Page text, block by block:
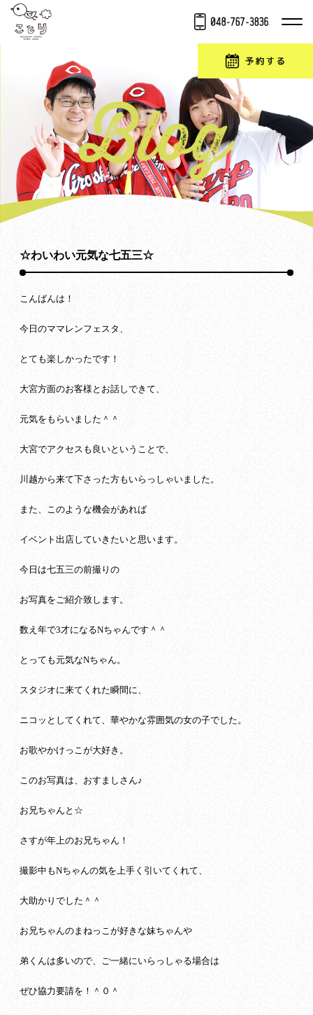
☆わいわい元気な七五三☆
こんばんは！
今日のママレンフェスタ、
とても楽しかったです！
大宮方面のお客様とお話しできて、
元気をもらいました＾＾
大宮でアクセスも良いということで、
川越から来て下さった方もいらっしゃいました。
また、このような機会があれば
イベント出店していきたいと思います。
今日は七五三の前撮りの
お写真をご紹介致します。
数え年で3才になるNちゃんです＾＾
とっても元気なNちゃん。
スタジオに来てくれた瞬間に、
ニコッとしてくれて、華やかな雰囲気の女の子でした。
お歌やかけっこが大好き。
このお写真は、おすましさん♪
お兄ちゃんと☆
さすが年上のお兄ちゃん！
撮影中もNちゃんの気を上手く引いてくれて、
大助かりでした＾＾
お兄ちゃんのまねっこが好きな妹ちゃんや
弟くんは多いので、ご一緒にいらっしゃる場合は
ぜひ協力要請を！＾０＾